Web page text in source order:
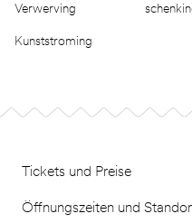
Verwerving
Kunststroming
Tickets und Preise
Öffnungszeiten und